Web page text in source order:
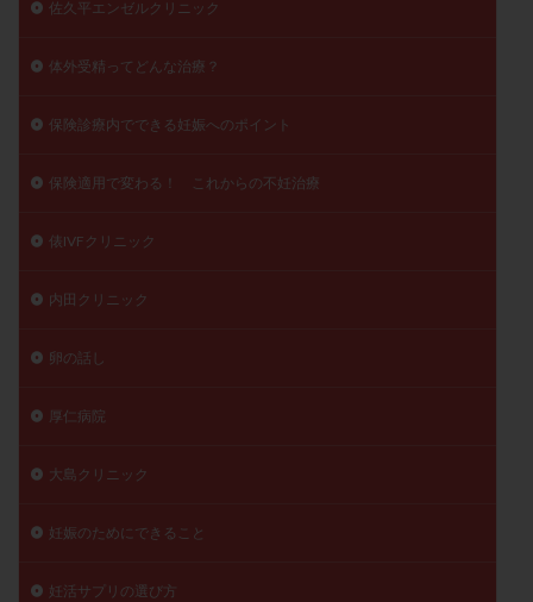
佐久平エンゼルクリニック
体外受精ってどんな治療？
保険診療内でできる妊娠へのポイント
保険適用で変わる！ これからの不妊治療
俵IVFクリニック
内田クリニック
卵の話し
厚仁病院
大島クリニック
妊娠のためにできること
妊活サプリの選び方